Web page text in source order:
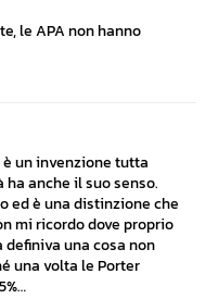
le APA non hanno
un invenzione tutta
anche il suo senso.
ed è una distinzione che
mi ricordo dove proprio
una cosa non
una volta le Porter